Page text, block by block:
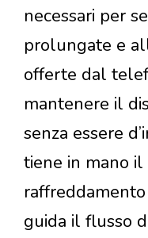
necessari per
prolungate e
offerte dal
mantenere il
senza essere
tiene in mano il
guida il flusso